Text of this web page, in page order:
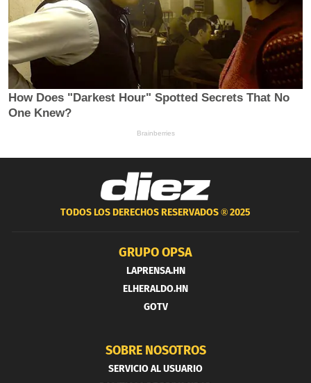
TODOS LOS DERECHOS RESERVADOS ®2025
GRUPO OPSA
LAPRENSA.HN
ELHERALDO.HN
GOTV
SOBRE NOSOTROS
SERVICIO AL USUARIO